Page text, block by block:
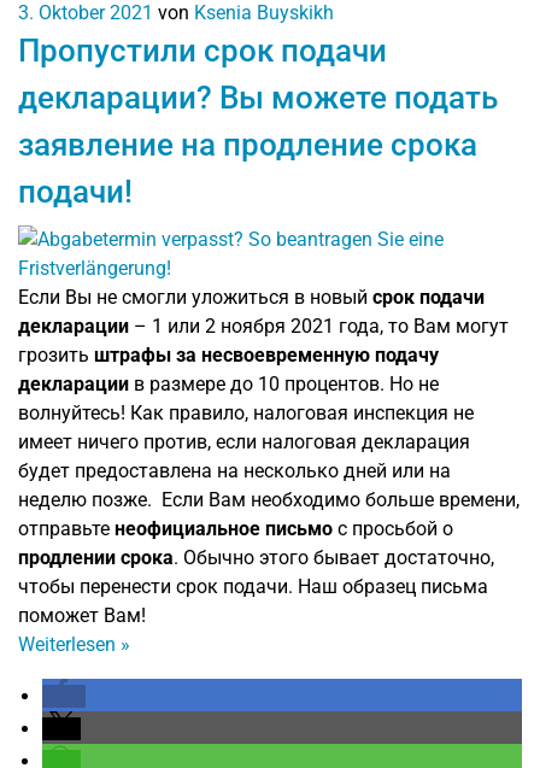
3. Oktober 2021 von Ksenia Buyskikh
Пропустили срок подачи
декларации? Вы можете подать
заявление на продление срока
подачи!
Если Вы не смогли уложиться в новый срок подачи
декларации – 1 или 2 ноября 2021 года, то Вам могут
грозить штрафы за несвоевременную подачу
декларации в размере до 10 процентов. Но не
волнуйтесь! Как правило, налоговая инспекция не
имеет ничего против, если налоговая декларация
будет предоставлена на несколько дней или на
неделю позже. Если Вам необходимо больше времени,
отправьте неофициальное письмо с просьбой о
продлении срока. Обычно этого бывает достаточно,
чтобы перенести срок подачи. Наш образец письма
поможет Вам!
Weiterlesen »